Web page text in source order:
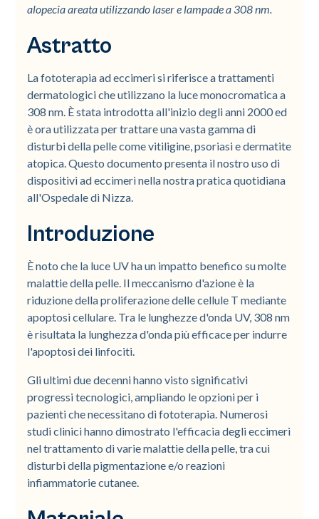
alopecia areata utilizzando laser e lampade a 308 nm.
Astratto
La fototerapia ad eccimeri si riferisce a trattamenti
dermatologici che utilizzano la luce monocromatica a
308 nm. È stata introdotta all'inizio degli anni 2000 ed
è ora utilizzata per trattare una vasta gamma di
disturbi della pelle come vitiligine, psoriasi e dermatite
atopica. Questo documento presenta il nostro uso di
dispositivi ad eccimeri nella nostra pratica quotidiana
all'Ospedale di Nizza.
Introduzione
È noto che la luce UV ha un impatto benefico su molte
malattie della pelle. Il meccanismo d'azione è la
riduzione della proliferazione delle cellule T mediante
apoptosi cellulare. Tra le lunghezze d'onda UV, 308 nm
è risultata la lunghezza d'onda più efficace per indurre
l'apoptosi dei linfociti.
Gli ultimi due decenni hanno visto significativi
progressi tecnologici, ampliando le opzioni per i
pazienti che necessitano di fototerapia. Numerosi
studi clinici hanno dimostrato l'efficacia degli eccimeri
nel trattamento di varie malattie della pelle, tra cui
disturbi della pigmentazione e/o reazioni
infiammatorie cutanee.